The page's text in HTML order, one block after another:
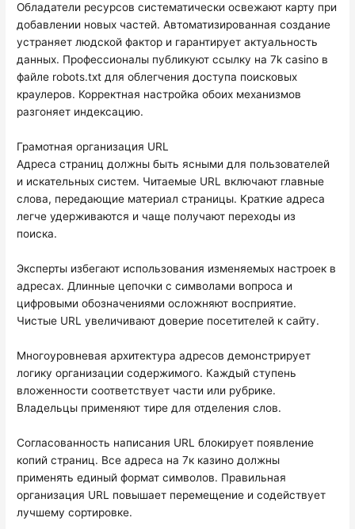
Обладатели ресурсов систематически освежают карту при
добавлении новых частей. Автоматизированная создание
устраняет людской фактор и гарантирует актуальность
данных. Профессионалы публикуют ссылку на 7k casino в
файле robots.txt для облегчения доступа поисковых
краулеров. Корректная настройка обоих механизмов
разгоняет индексацию.
Грамотная организация URL
Адреса страниц должны быть ясными для пользователей
и искательных систем. Читаемые URL включают главные
слова, передающие материал страницы. Краткие адреса
легче удерживаются и чаще получают переходы из
поиска.
Эксперты избегают использования изменяемых настроек в
адресах. Длинные цепочки с символами вопроса и
цифровыми обозначениями осложняют восприятие.
Чистые URL увеличивают доверие посетителей к сайту.
Многоуровневая архитектура адресов демонстрирует
логику организации содержимого. Каждый ступень
вложенности соответствует части или рубрике.
Владельцы применяют тире для отделения слов.
Согласованность написания URL блокирует появление
копий страниц. Все адреса на 7к казино должны
применять единый формат символов. Правильная
организация URL повышает перемещение и содействует
лучшему сортировке.